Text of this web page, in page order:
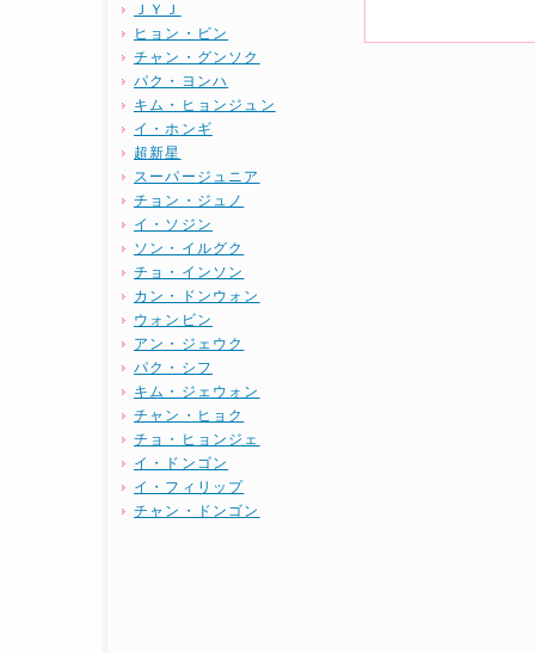
ＪＹＪ
ヒョン・ビン
チャン・グンソク
パク・ヨンハ
キム・ヒョンジュン
イ・ホンギ
超新星
スーパージュニア
チョン・ジュノ
イ・ソジン
ソン・イルグク
チョ・インソン
カン・ドンウォン
ウォンビン
アン・ジェウク
パク・シフ
キム・ジェウォン
チャン・ヒョク
チョ・ヒョンジェ
イ・ドンゴン
イ・フィリップ
チャン・ドンゴン